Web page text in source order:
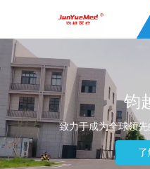
钧
致力于成为全球领